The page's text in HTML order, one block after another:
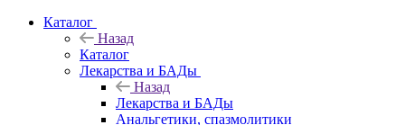
Каталог
Назад
Каталог
Лекарства и БАДы
Назад
Лекарства и БАДы
Анальгетики, спазмолитики